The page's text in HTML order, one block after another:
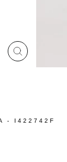
CHIUDI
(ESC)
- I422742F